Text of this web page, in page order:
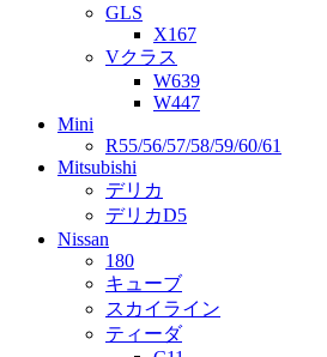
GLS
X167
Vクラス
W639
W447
Mini
R55/56/57/58/59/60/61
Mitsubishi
デリカ
デリカD5
Nissan
180
キューブ
スカイライン
ティーダ